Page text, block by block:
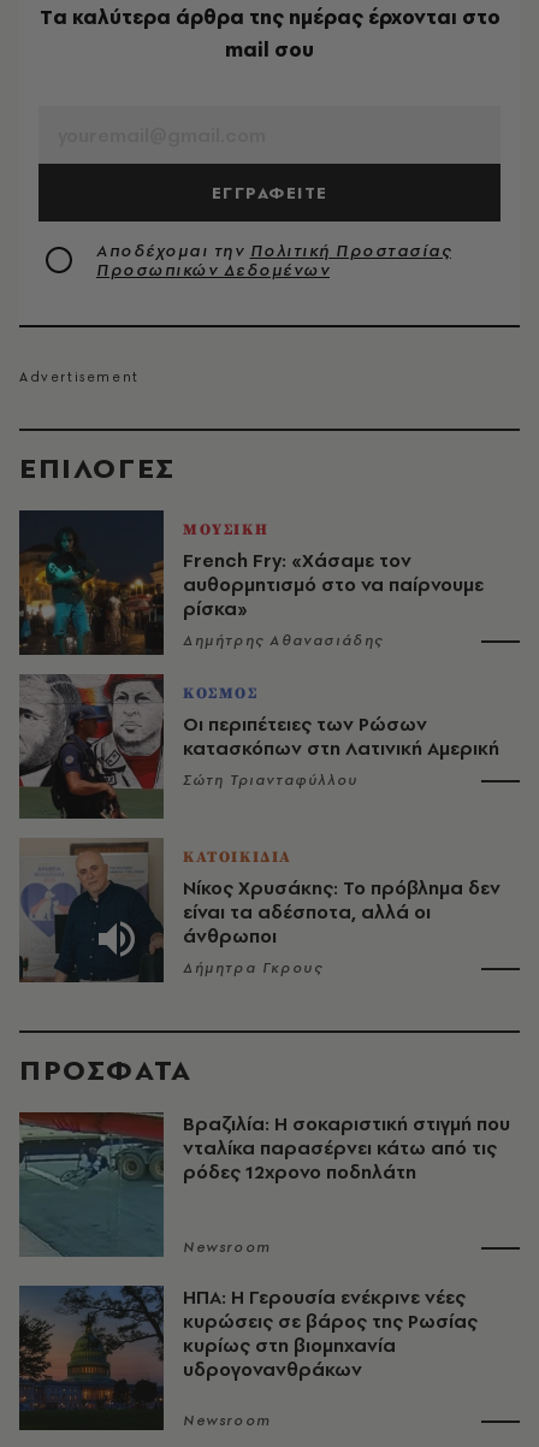
EΠΙΛΟΓΈΣ
ΜΟΥΣΙΚΗ
French Fry: «Χάσαμε τον
αυθορμητισμό στο να παίρνουμε
ρίσκα»
Δημήτρης Αθανασιάδης
ΚΟΣΜΟΣ
Οι περιπέτειες των Ρώσων
κατασκόπων στη Λατινική Αμερική
Σώτη Τριανταφύλλου
ΚΑΤΟΙΚΙΔΙΑ
Νίκος Χρυσάκης: Το πρόβλημα δεν
είναι τα αδέσποτα, αλλά οι
άνθρωποι
Δήμητρα Γκρους
Tα καλύτερα άρθρα της ημέρας έρχονται στο
mail σου
ΕΓΓΡΑΦΕΙΤΕ
Αποδέχομαι την Πολιτική Προστασίας
Προσωπικών Δεδομένων
ΠΡΟΣΦΑΤΑ
Βραζιλία: Η σοκαριστική στιγμή που
νταλίκα παρασέρνει κάτω από τις
ρόδες 12χρονο ποδηλάτη
Newsroom
ΗΠΑ: Η Γερουσία ενέκρινε νέες
κυρώσεις σε βάρος της Ρωσίας
κυρίως στη βιομηχανία
υδρογονανθράκων
Newsroom